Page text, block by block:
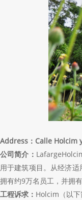
Address： Calle Holcim
公司简介：
用于建筑项目。从经济
拥有约9万名员工，并拥
工程诉求： Holcim （以